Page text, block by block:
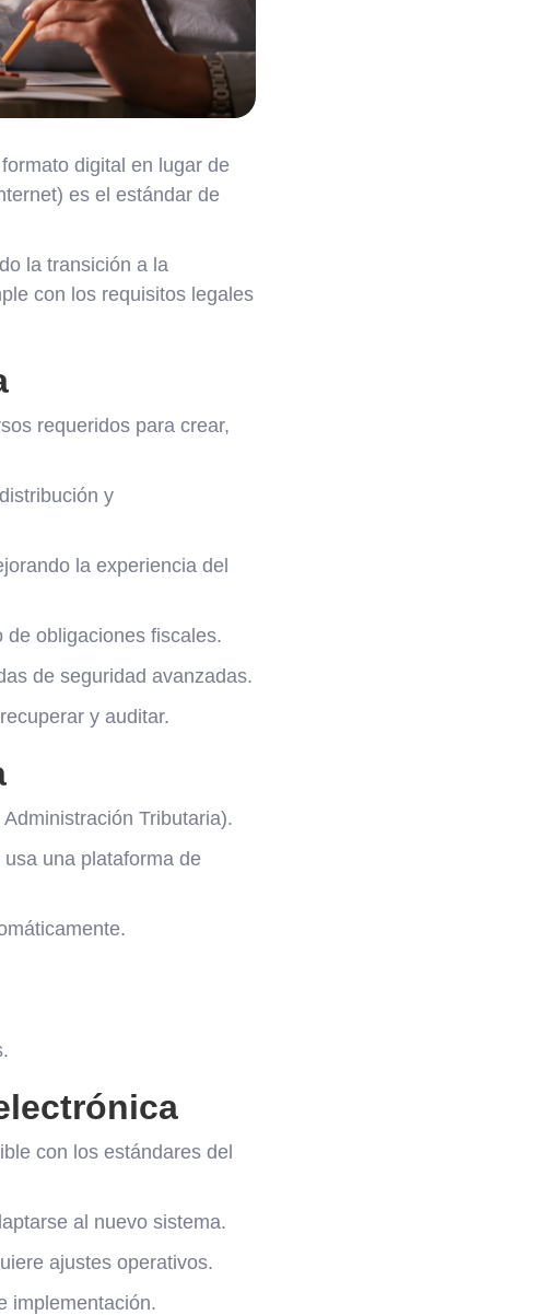
digital en lugar de
es el estándar de
la transición a la
con los requisitos legales
requeridos para crear,
y
la experiencia del
obligaciones fiscales.
de seguridad avanzadas.
y auditar.
Tributaria).
una plataforma de
con los estándares del
al nuevo sistema.
ajustes operativos.
implementación.